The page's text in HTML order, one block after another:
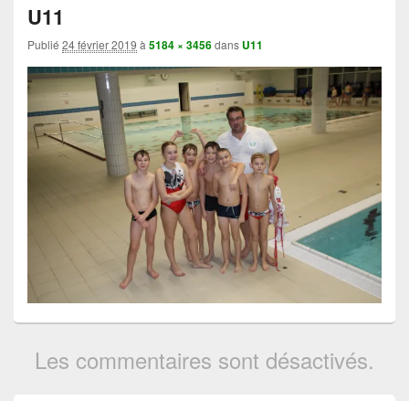
images
U11
Publié 24 février 2019 à 5184 × 3456dans U11
Les commentaires sont désactivés.